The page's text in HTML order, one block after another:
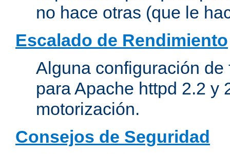
no hace otras (que le
Escalado de Rendimiento
Alguna configuración
para Apache httpd 2.2 y
motorización.
Consejos de Seguridad